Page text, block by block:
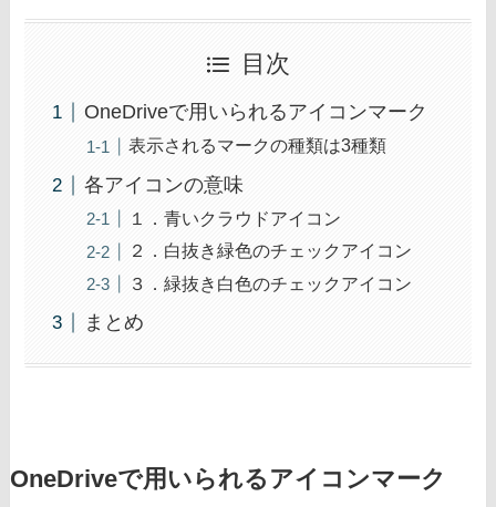
目次
OneDriveで用いられるアイコンマーク
表示されるマークの種類は3種類
各アイコンの意味
１．青いクラウドアイコン
２．白抜き緑色のチェックアイコン
３．緑抜き白色のチェックアイコン
まとめ
OneDriveで用いられるアイコンマーク